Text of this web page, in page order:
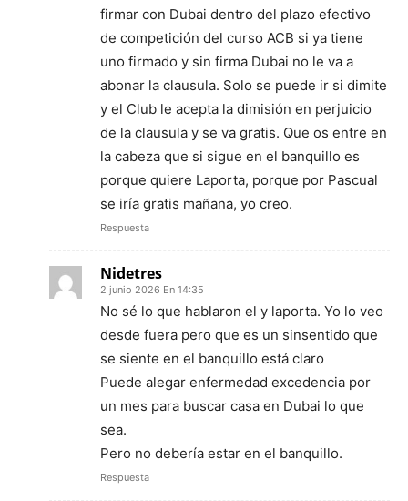
firmar con Dubai dentro del plazo efectivo
de competición del curso ACB si ya tiene
uno firmado y sin firma Dubai no le va a
abonar la clausula. Solo se puede ir si dimite
y el Club le acepta la dimisión en perjuicio
de la clausula y se va gratis. Que os entre en
la cabeza que si sigue en el banquillo es
porque quiere Laporta, porque por Pascual
se iría gratis mañana, yo creo.
Respuesta
Nidetres
2 junio 2026 En 14:35
No sé lo que hablaron el y laporta. Yo lo veo
desde fuera pero que es un sinsentido que
se siente en el banquillo está claro
Puede alegar enfermedad excedencia por
un mes para buscar casa en Dubai lo que
sea.
Pero no debería estar en el banquillo.
Respuesta